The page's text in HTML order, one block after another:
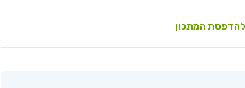
המתכון